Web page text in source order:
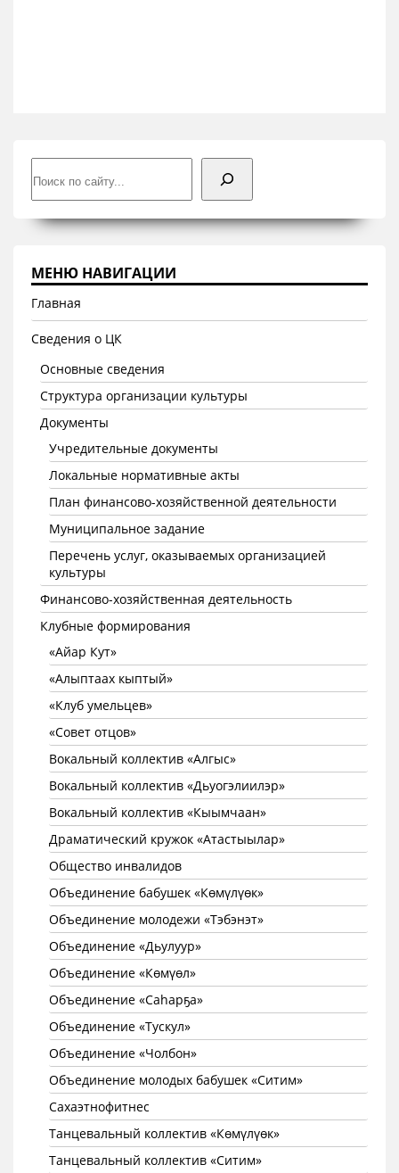
МЕНЮ НАВИГАЦИИ
Главная
Сведения о ЦК
Основные сведения
Структура организации культуры
Документы
Учредительные документы
Локальные нормативные акты
План финансово-хозяйственной деятельности
Муниципальное задание
Перечень услуг, оказываемых организацией
культуры
Финансово-хозяйственная деятельность
Клубные формирования
«Айар Кут»
«Алыптаах кыптый»
«Клуб умельцев»
«Совет отцов»
Вокальный коллектив «Алгыс»
Вокальный коллектив «Дьуогэлиилэр»
Вокальный коллектив «Кыымчаан»
Драматический кружок «Атастыылар»
Общество инвалидов
Объединение бабушек «Көмүлүөк»
Объединение молодежи «Тэбэнэт»
Объединение «Дьулуур»
Объединение «Көмүөл»
Объединение «Саhарҕа»
Объединение «Тускул»
Объединение «Чолбон»
Объединение молодых бабушек «Ситим»
Сахаэтнофитнес
Танцевальный коллектив «Көмүлүөк»
Танцевальный коллектив «Ситим»